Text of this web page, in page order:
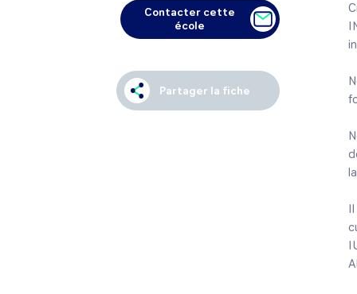
Contacter cette
école
Partager la fiche